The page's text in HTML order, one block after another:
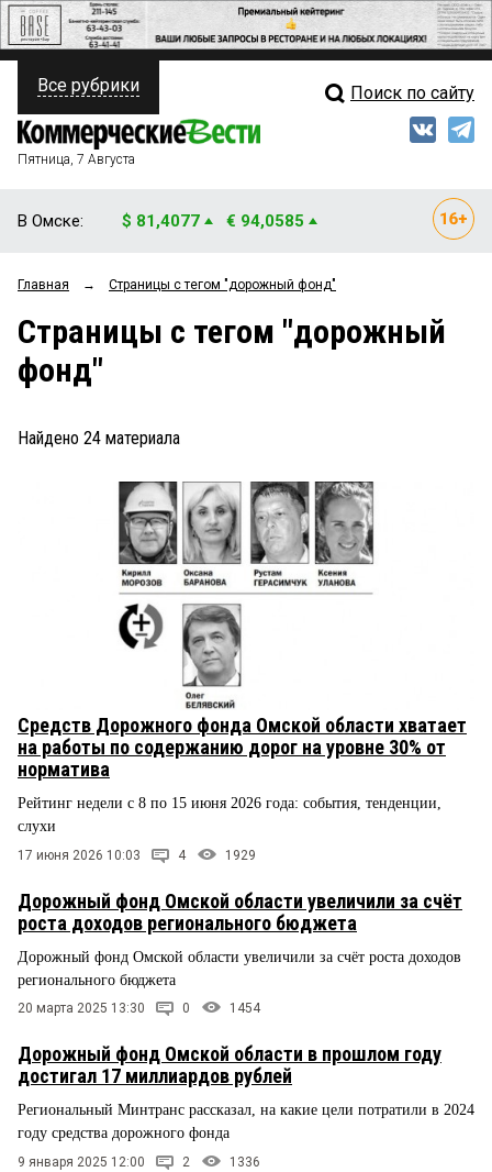
ПОЛИТИКА
ФИНАНСЫ
ОБЩЕСТВО
ЗАКОН
НОВОСТИ КОМПАНИЙ
ПРОИСШЕСТВИЯ
СТИЛЬ ЖИЗНИ
Свежий выпуск
Мнения
Рейтинги
Все рубрики Поиск по сайту
Пятница, 7 Августа
В Омске: $ 81,4077 € 94,0585
Главная → Страницы c тегом "дорожный фонд"
Страницы c тегом "дорожный
фонд"
Найдено 24 материала
Средств Дорожного фонда Омской области хватает
на работы по содержанию дорог на уровне 30% от
норматива
Рейтинг недели с 8 по 15 июня 2026 года: события, тенденции,
слухи
17 июня 2026 10:03 4 1929
Дорожный фонд Омской области увеличили за счёт
роста доходов регионального бюджета
Дорожный фонд Омской области увеличили за счёт роста доходов
регионального бюджета
20 марта 2025 13:30 0 1454
Дорожный фонд Омской области в прошлом году
достигал 17 миллиардов рублей
Региональный Минтранс рассказал, на какие цели потратили в 2024
году средства дорожного фонда
9 января 2025 12:00 2 1336